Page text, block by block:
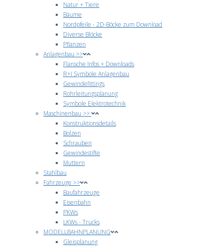
Natur + Tiere
Bäume
Nordpfeile - 2D-Böcke zum Download
Diverse Blöcke
Pflanzen
Anlagenbau >>
Flansche Infos + Downloads
R+I Symbole Anlagenbau
Gewindefittings
Rohrleitungsplanung
Symbole Elektrotechnik
Maschinenbau >>
Konstruktionsdetails
Bolzen
Schrauben
Gewindestifte
Muttern
Stahlbau
Fahrzeuge >>
Baufahrzeuge
Eisenbahn
PKWs
LKWs - Trucks
MODELLBAHNPLANUNG
Gleisplanung